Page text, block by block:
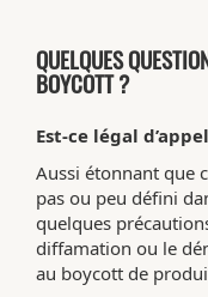
QUELQUES
BOYCOTT ?
Est-ce légal
Aussi étonnant que
pas ou peu défini
quelques
diffamation ou le
au boycott de